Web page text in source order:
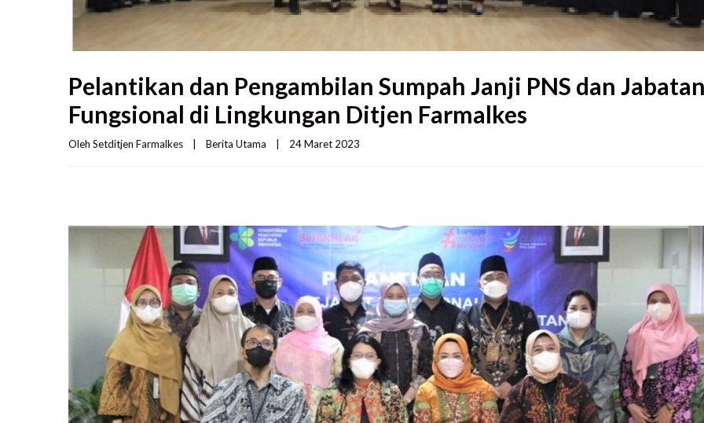
Pelantikan dan Pengambilan Sumpah Janji PNS dan
Fungsional di Lingkungan Ditjen Farmalkes
Oleh Setditjen Farmalkes Berita Utama 24 Maret 2023